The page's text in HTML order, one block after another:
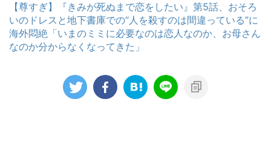
【尊すぎ】『きみが死ぬまで恋をしたい』第5話、おそろ
いのドレスと地下書庫での“人を殺すのは間違っている”に
海外悶絶「いまのミミに必要なのは恋人なのか、お母さん
なのか分からなくなってきた」